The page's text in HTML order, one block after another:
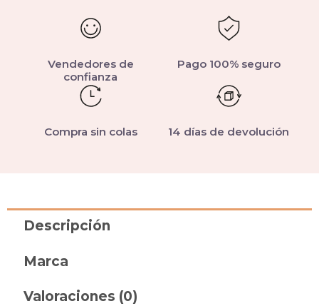
Vendedores de
confianza
Pago 100% seguro
Compra sin colas 14 días de devolución
Descripción
Marca
Valoraciones (0)